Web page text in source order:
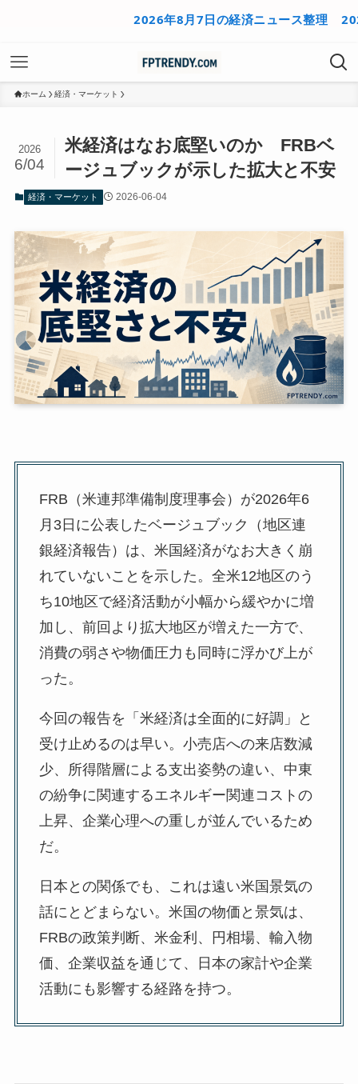
2026年8月7日の経済ニュース整理 2026年8
ホーム 経済・マーケット
米経済はなお底堅いのか FRBベ
ージュブックが示した拡大と不安
2026
6/04
経済・マーケット 2026-06-04
FRB（米連邦準備制度理事会）が2026年6
月3日に公表したベージュブック（地区連
銀経済報告）は、米国経済がなお大きく崩
れていないことを示した。全米12地区のう
ち10地区で経済活動が小幅から緩やかに増
加し、前回より拡大地区が増えた一方で、
消費の弱さや物価圧力も同時に浮かび上が
った。
今回の報告を「米経済は全面的に好調」と
受け止めるのは早い。小売店への来店数減
少、所得階層による支出姿勢の違い、中東
の紛争に関連するエネルギー関連コストの
上昇、企業心理への重しが並んでいるため
だ。
日本との関係でも、これは遠い米国景気の
話にとどまらない。米国の物価と景気は、
FRBの政策判断、米金利、円相場、輸入物
価、企業収益を通じて、日本の家計や企業
活動にも影響する経路を持つ。